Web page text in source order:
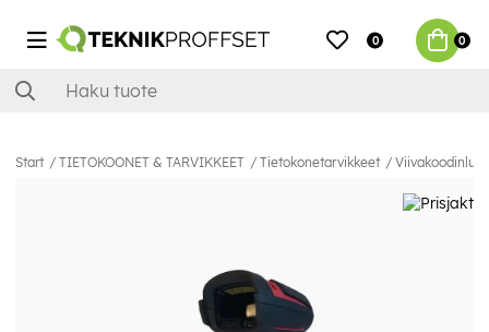
0 0
Start TIETOKOONET & TARVIKKEET Tietokonetarvikkeet